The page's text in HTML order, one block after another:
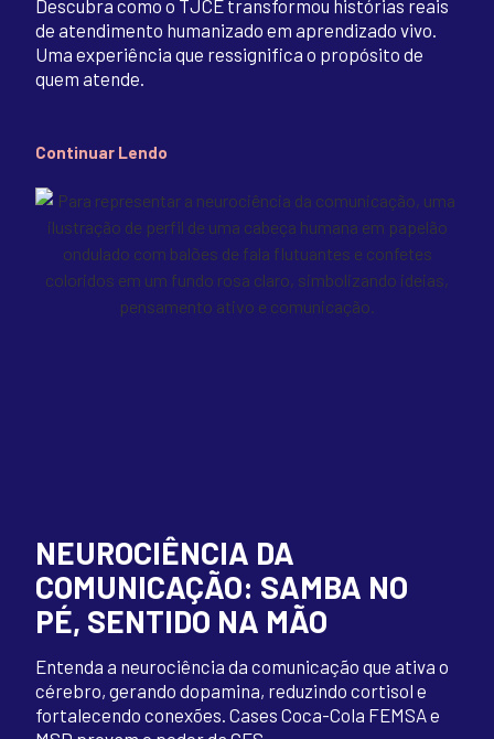
Descubra como o TJCE transformou histórias reais
de atendimento humanizado em aprendizado vivo.
Uma experiência que ressignifica o propósito de
quem atende.
Continuar Lendo
NEUROCIÊNCIA DA
COMUNICAÇÃO: SAMBA NO
PÉ, SENTIDO NA MÃO
Entenda a neurociência da comunicação que ativa o
cérebro, gerando dopamina, reduzindo cortisol e
fortalecendo conexões. Cases Coca-Cola FEMSA e